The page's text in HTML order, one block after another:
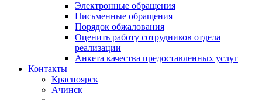
Электронные обращения
Письменные обращения
Порядок обжалования
Оценить работу сотрудников отдела
реализации
Анкета качества предоставленных услуг
Контакты
Красноярск
Ачинск